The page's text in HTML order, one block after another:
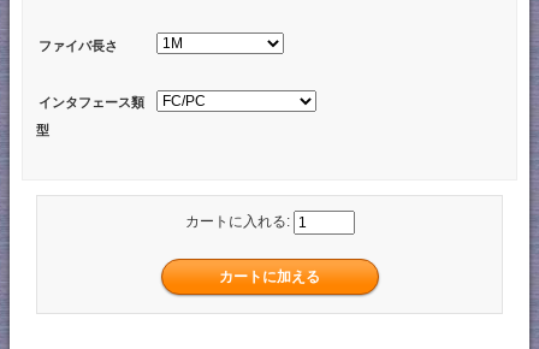
ファイバ長さ
インタフェース類
型
カートに入れる: